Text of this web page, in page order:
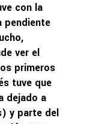
con la
pendiente
ver el
primeros
tuve que
dejado a
y parte del